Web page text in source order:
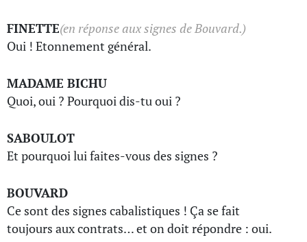
FINETTE(en réponse aux signes de Bouvard.)
Oui ! Etonnement général.
MADAME BICHU
Quoi, oui ? Pourquoi dis-tu oui ?
SABOULOT
Et pourquoi lui faites-vous des signes ?
BOUVARD
Ce sont des signes cabalistiques ! Ça se fait
toujours aux contrats… et on doit répondre : oui.